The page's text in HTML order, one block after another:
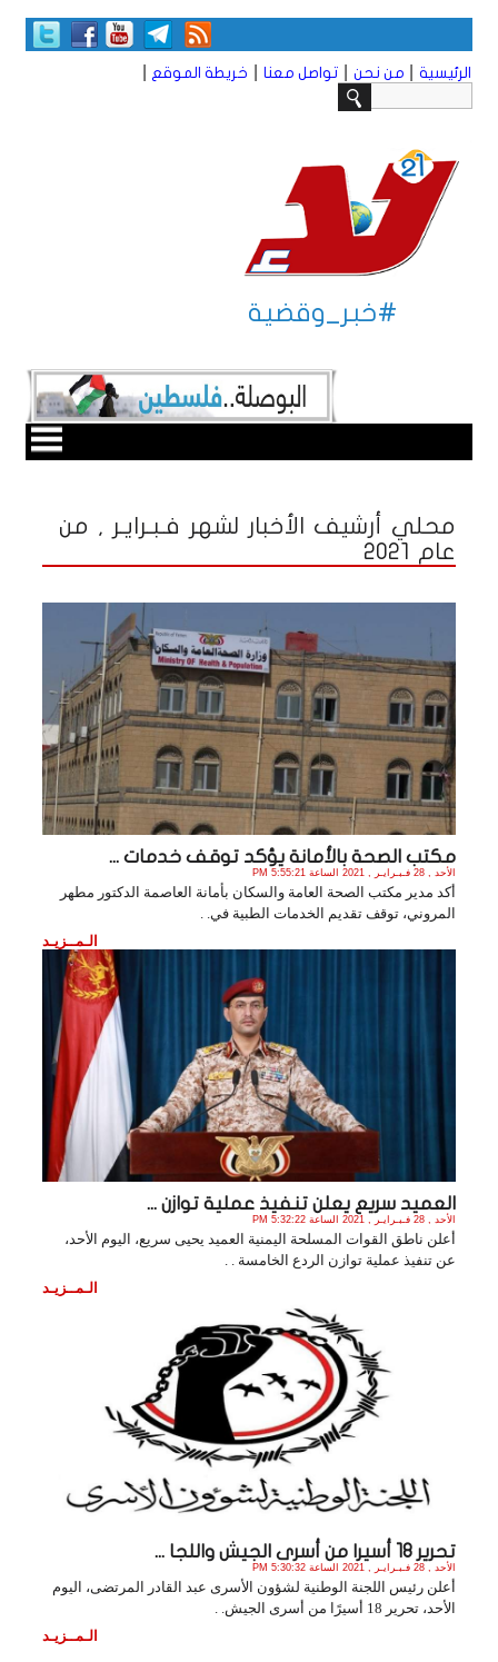
الرئيسية من نحن تواصل معنا خريطة الموقع
#خبر_وقضية
محلي أرشيف الأخبار لشهر فـبـرايـر , من
عام 2021
مكتب الصحة بالأمانة يؤكد توقف خدمات ...
الأحد , 28 فـبـرايـر , 2021 الساعة 5:55:21 PM
أكد مدير مكتب الصحة العامة والسكان بأمانة العاصمة الدكتور مطهر
المروني، توقف تقديم الخدمات الطبية في. .
الـمــزيـد
العميد سريع يعلن تنفيذ عملية توازن ...
الأحد , 28 فـبـرايـر , 2021 الساعة 5:32:22 PM
أعلن ناطق القوات المسلحة اليمنية العميد يحيى سريع، اليوم الأحد،
عن تنفيذ عملية توازن الردع الخامسة . .
الـمــزيـد
تحرير 18 أسيرا من أسرى الجيش واللجا ...
الأحد , 28 فـبـرايـر , 2021 الساعة 5:30:32 PM
أعلن رئيس اللجنة الوطنية لشؤون الأسرى عبد القادر المرتضى، اليوم
الأحد، تحرير 18 أسيرًا من أسرى الجيش. .
الـمــزيـد